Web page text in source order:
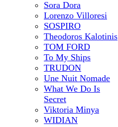
Sora Dora
Lorenzo Villoresi
SOSPIRO
Theodoros Kalotinis
TOM FORD
To My Ships
TRUDON
Une Nuit Nomade
What We Do Is
Secret
Viktoria Minya
WIDIAN